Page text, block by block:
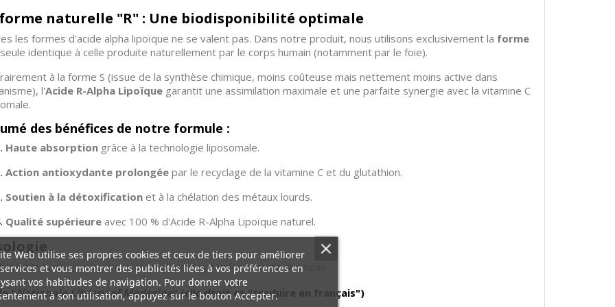
naturelle "R" : Une biodisponibilité optimale
les formes d'acide alpha lipoïque ne se valent pas. Dans notre produit, nous utilisons exclusivement la forme
identique à celle produite naturellement par le corps humain (notamment par le foie).
à la forme S (issue de la synthèse chimique, moins coûteuse mais nettement moins active dans
l'Acide R-Alpha Lipoïquegarantit une assimilation maximale et une parfaite synergie avec la vitamine C
des bénéfices de notre formule :
Haute absorptiongrâce à la technologie liposomale.
Action antioxydante prolongéepar le recyclage de la vitamine C et du glutathion.
Soutien à la détoxificationet à la chélation des métaux lourds.
Qualité supérieureavec 100 % d'Acide R-Alpha Lipoïque naturel.
par jour que nous vous conseillons de prendre le matin au repas.
"Nationale Library of Medecine"(clic droit et "traduire en français")
Web utilise ses propres cookies et ceux de tiers pour améliorer
et vous montrer des publicités liées à vos préférences en
vos habitudes de navigation. Pour donner votre
à son utilisation, appuyez sur le bouton Accepter.